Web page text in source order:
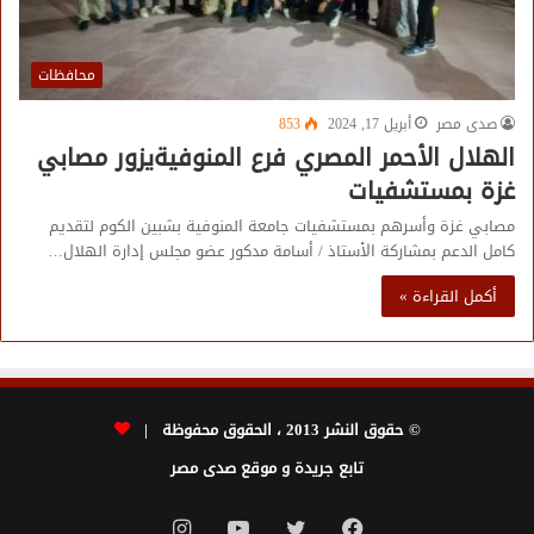
محافظات
صدى مصر
أبريل 17, 2024 853
الهلال الأحمر المصري فرع المنوفيةيزور مصابي
غزة بمستشفيات
مصابي غزة وأسرهم بمستشفيات جامعة المنوفية بشبين الكوم لتقديم
كامل الدعم بمشاركة الأستاذ / أسامة مدكور عضو مجلس إدارة الهلال…
أكمل القراءة »
© حقوق النشر 2013 ، الحقوق محفوظة |
تابع جريدة و موقع صدى مصر